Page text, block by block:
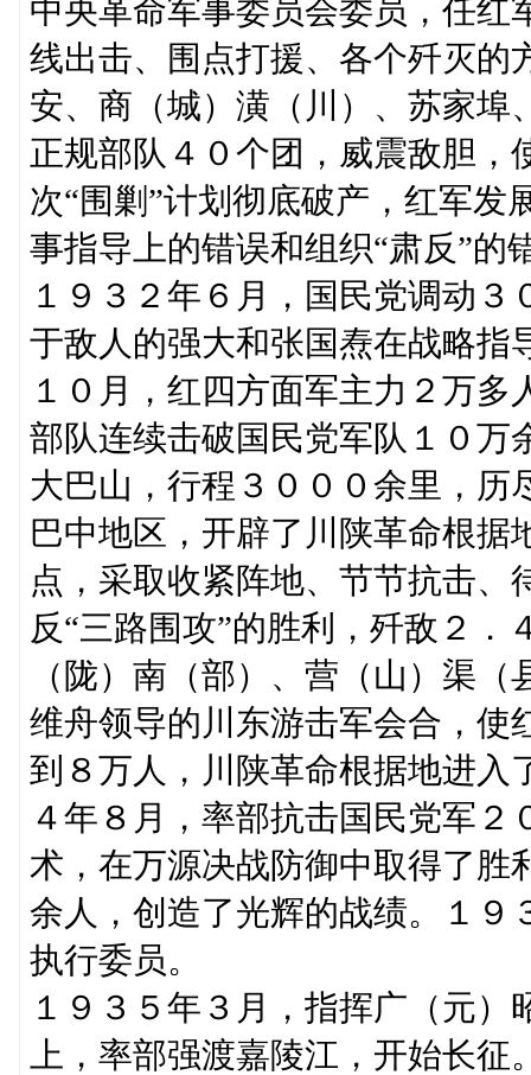
中央革命军事委员会委员，任红
线出击、围点打援、各个歼灭的
安、商（城）潢（川）、苏家埠
正规部队４０个团，威震敌胆，
次“围剿”计划彻底破产，红军发
事指导上的错误和组织“肃反”的
１９３２年６月，国民党调动
于敌人的强大和张国焘在战略指
１０月，红四方面军主力２万
部队连续击破国民党军队１０万
大巴山，行程３０００余里，历
巴中地区，开辟了川陕革命根据
点，采取收紧阵地、节节抗击
反“三路围攻”的胜利，歼敌２
（陇）南（部）、营（山）渠
维舟领导的川东游击军会合，使
到８万人，川陕革命根据地进入
４年８月，率部抗击国民党军２
术，在万源决战防御中取得了胜
余人，创造了光辉的战绩。１９
执行委员。
１９３５年３月，指挥广（元
上，率部强渡嘉陵江，开始长